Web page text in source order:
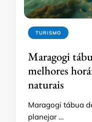
TURISMO
Maragogi
melhores
naturais
Maragogi tábua
planejar …